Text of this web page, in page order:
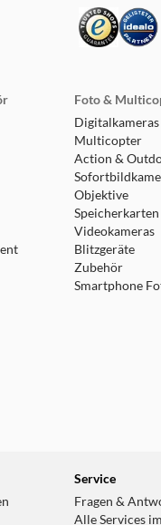
Foto &
Digitalkameras
Multicopter
Action &
Objektive
Speicherkarten
Videokameras
Blitzgeräte
Zubehör
Smartphone
Service
Fragen &
Alle Services